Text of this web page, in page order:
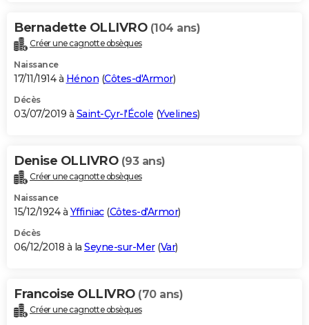
Bernadette OLLIVRO (104 ans)
Créer une cagnotte obsèques
Naissance
17/11/1914 à Hénon (Côtes-d'Armor)
Décès
03/07/2019 à Saint-Cyr-l'École (Yvelines)
Denise OLLIVRO (93 ans)
Créer une cagnotte obsèques
Naissance
15/12/1924 à Yffiniac(Côtes-d'Armor)
Décès
06/12/2018 à la Seyne-sur-Mer(Var)
Francoise OLLIVRO (70 ans)
Créer une cagnotte obsèques